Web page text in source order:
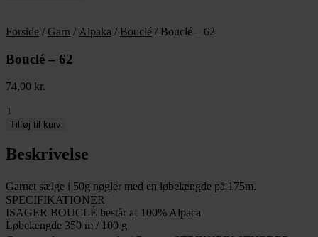
Forside / Garn / Alpaka / Bouclé / Bouclé – 62
Bouclé – 62
74,00 kr.
Bouclé
antal
Tilføj til kurv
Beskrivelse
Garnet sælge i 50g nøgler med en løbelængde på 175m.
SPECIFIKATIONER
ISAGER BOUCLÉ består af 100% Alpaca
Løbelængde 350 m / 100 g